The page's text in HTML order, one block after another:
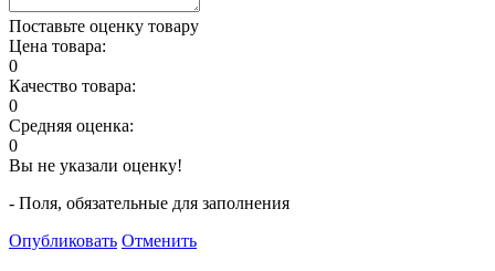
Поставьте оценку товару
Цена товара:
0
Качество товара:
0
Средняя оценка:
0
Вы не указали оценку!
- Поля, обязательные для заполнения
Опубликовать Отменить